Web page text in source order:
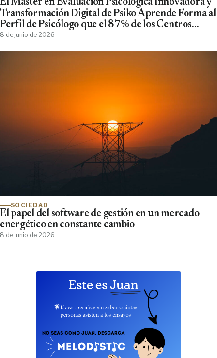
El Máster en Evaluación Psicológica Innovadora y
Transformación Digital de Psiko Aprende Forma al
Perfil de Psicólogo que el 87% de los Centros
Clínicos Demanda y No Encuentra
8 de junio de 2026
SOCIEDAD
El papel del software de gestión en un mercado
energético en constante cambio
8 de junio de 2026